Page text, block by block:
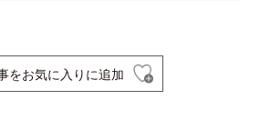
をお気に入りに追加